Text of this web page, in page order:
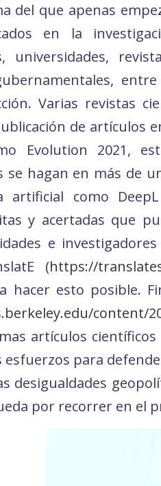
del que apenas
en la
universidades,
Varias revistas
de artículos
Evolution 2021,
se hagan en más de
artificial como
y acertadas que
e
(https://
hacer esto posible.
content/
artículos
esfuerzos para
desigualdades
por recorrer en el